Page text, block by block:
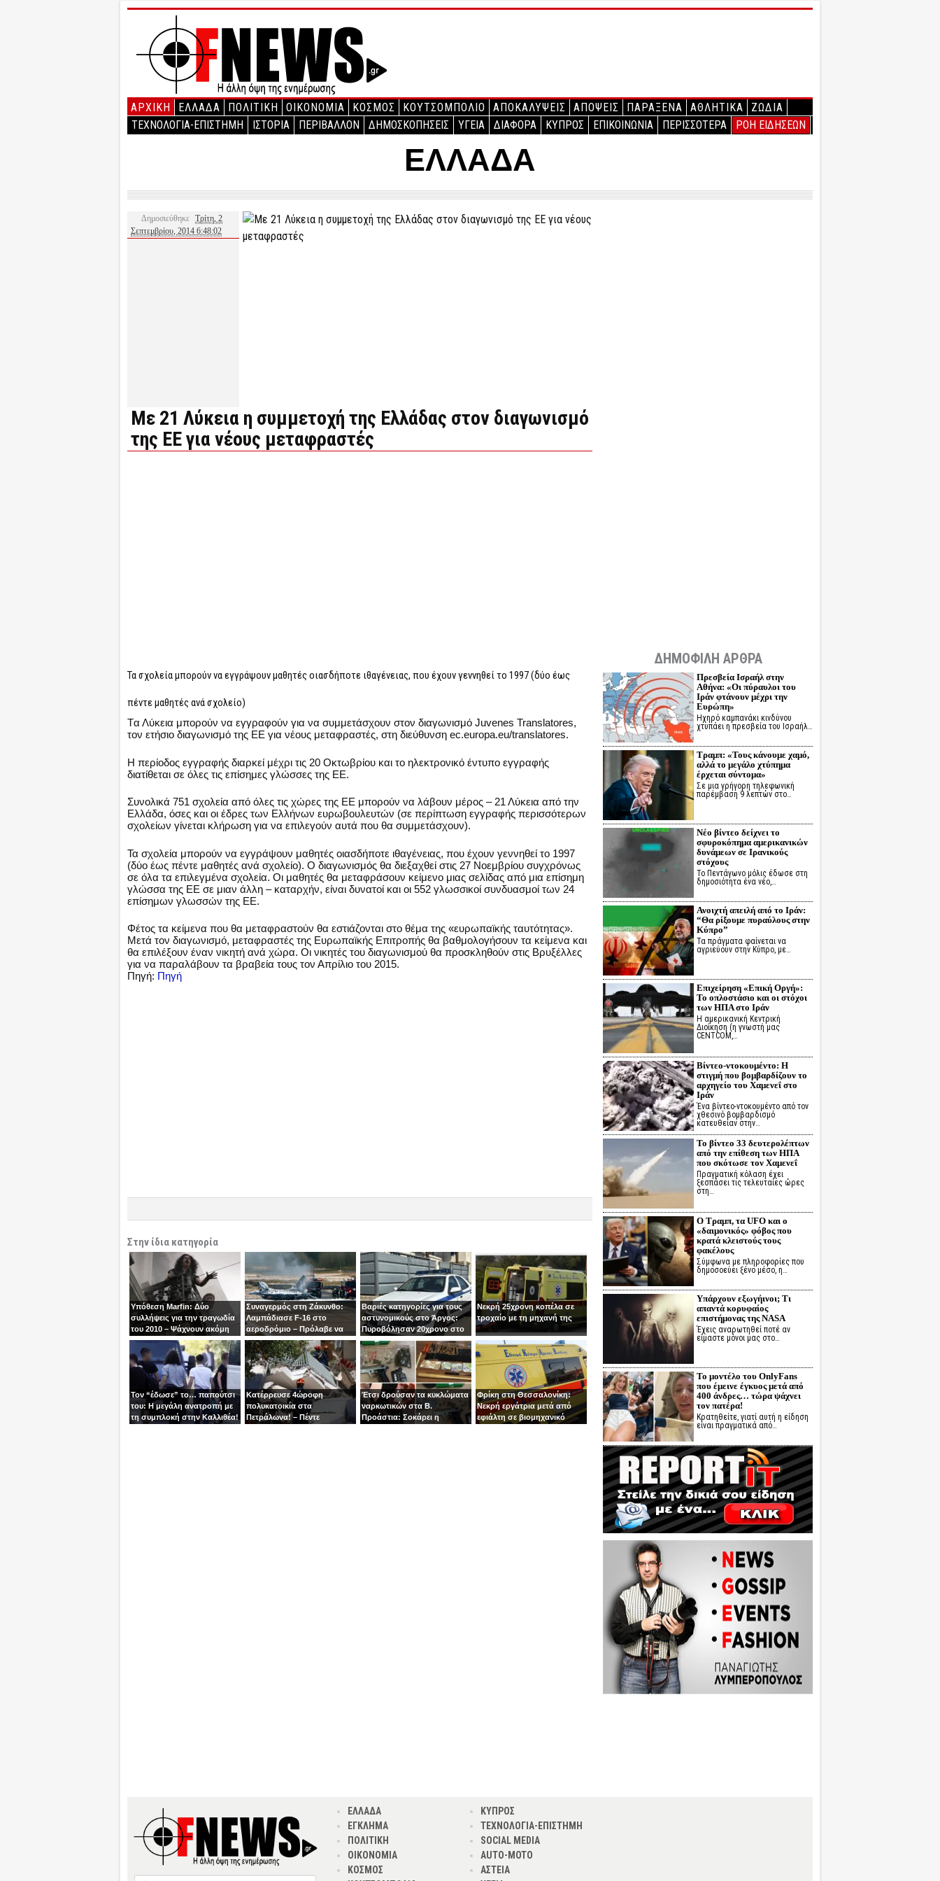
ΑΡΧΙΚΉ ΕΛΛΑΔΑ ΠΟΛΙΤΙΚΗ ΟΙΚΟΝΟΜΙΑ ΚΟΣΜΟΣ ΚΟΥΤΣΟΜΠΟΛΙΟ ΑΠΟΚΑΛΥΨΕΙΣ ΑΠΟΨΕΙΣ ΠΑΡΑΞΕΝΑ ΑΘΛΗΤΙΚΑ
ΖΩΔΙΑ
ΤΕΧΝΟΛΟΓΙΑ-ΕΠΙΣΤΗΜΗ
ΙΣΤΟΡΙΑ ΠΕΡΙΒΑΛΛΟΝ ΔΗΜΟΣΚΟΠΗΣΕΙΣ ΥΓΕΙΑ ΔΙΑΦΟΡΑ ΚΥΠΡΟΣ ΕΠΙΚΟΙΝΩΝΙΑ ΠΕΡΙΣΣΟΤΕΡΑ ΡΟΗ ΕΙΔΗΣΕΩΝ
ΕΛΛΑΔΑ
Δημοσιεύθηκε Τρίτη, 2
Σεπτεμβρίου, 2014 6:48:02
Με 21 Λύκεια η συμμετοχή της Ελλάδας στον διαγωνισμό
της ΕΕ για νέους μεταφραστές
Τα σχολεία μπορούν να εγγράψουν μαθητές οιασδήποτε ιθαγένειας, που έχουν γεννηθεί το 1997 (δύο έως
πέντε μαθητές ανά σχολείο)
Tα Λύκεια μπορούν να εγγραφούν για να συμμετάσχουν στον διαγωνισμό Juvenes Translatores,
τον ετήσιο διαγωνισμό της ΕΕ για νέους μεταφραστές, στη διεύθυνση ec.europa.eu/translatores.
Η περίοδος εγγραφής διαρκεί μέχρι τις 20 Οκτωβρίου και το ηλεκτρονικό έντυπο εγγραφής
διατίθεται σε όλες τις επίσημες γλώσσες της ΕΕ.
Συνολικά 751 σχολεία από όλες τις χώρες της ΕΕ μπορούν να λάβουν μέρος – 21 Λύκεια από την
Ελλάδα, όσες και οι έδρες των Ελλήνων ευρωβουλευτών (σε περίπτωση εγγραφής περισσότερων
σχολείων γίνεται κλήρωση για να επιλεγούν αυτά που θα συμμετάσχουν).
Τα σχολεία μπορούν να εγγράψουν μαθητές οιασδήποτε ιθαγένειας, που έχουν γεννηθεί το 1997
(δύο έως πέντε μαθητές ανά σχολείο). Ο διαγωνισμός θα διεξαχθεί στις 27 Νοεμβρίου συγχρόνως
σε όλα τα επιλεγμένα σχολεία. Οι μαθητές θα μεταφράσουν κείμενο μιας σελίδας από μια επίσημη
γλώσσα της ΕΕ σε μιαν άλλη – καταρχήν, είναι δυνατοί και οι 552 γλωσσικοί συνδυασμοί των 24
επίσημων γλωσσών της ΕΕ.
Φέτος τα κείμενα που θα μεταφραστούν θα εστιάζονται στο θέμα της «ευρωπαϊκής ταυτότητας».
Μετά τον διαγωνισμό, μεταφραστές της Ευρωπαϊκής Επιτροπής θα βαθμολογήσουν τα κείμενα και
θα επιλέξουν έναν νικητή ανά χώρα. Οι νικητές του διαγωνισμού θα προσκληθούν στις Βρυξέλλες
για να παραλάβουν τα βραβεία τους τον Απρίλιο του 2015.
Πηγή: Πηγή
Στην ίδια κατηγορία
Υπόθεση Marfin: Δύο
συλλήψεις για την τραγωδία
του 2010 – Ψάχνουν ακόμη
μία γυναίκα
Συναγερμός στη Ζάκυνθο:
Λαμπάδιασε F-16 στο
αεροδρόμιο – Πρόλαβε να
βγει την τελευταία στιγμή ο
χειριστής
Βαριές κατηγορίες για τους
αστυνομικούς στο Άργος:
Πυροβόλησαν 20χρονο στο
κεφάλι
Νεκρή 25χρονη κοπέλα σε
τροχαίο με τη μηχανή της
Τον “έδωσε” το… παπούτσι
του: Η μεγάλη ανατροπή με
τη συμπλοκή στην Καλλιθέα!
Κατέρρευσε 4ώροφη
πολυκατοικία στα
Πετράλωνα! – Πέντε
Έτσι δρούσαν τα κυκλώματα
ναρκωτικών στα Β.
Προάστια: Σοκάρει η
Φρίκη στη Θεσσαλονίκη:
Νεκρή εργάτρια μετά από
εφιάλτη σε βιομηχανικό
ΔΗΜΟΦΙΛΗ ΑΡΘΡΑ
Πρεσβεία Ισραήλ στην
Αθήνα: «Οι πύραυλοι του
Ιράν φτάνουν μέχρι την
Ευρώπη»
Ηχηρό καμπανάκι κινδύνου
χτυπάει η πρεσβεία του Ισραήλ…
Τραμπ: «Τους κάνουμε χαμό,
αλλά το μεγάλο χτύπημα
έρχεται σύντομα»
Σε μια γρήγορη τηλεφωνική
παρέμβαση 9 λεπτών στο…
Νέο βίντεο δείχνει το
σφυροκόπημα αμερικανικών
δυνάμεων σε Ιρανικούς
στόχους
Το Πεντάγωνο μόλις έδωσε στη
δημοσιότητα ένα νέο,…
Ανοιχτή απειλή από το Ιράν:
“Θα ρίξουμε πυραύλους στην
Κύπρο”
Τα πράγματα φαίνεται να
αγριεύουν στην Κύπρο, με…
Επιχείρηση «Επική Οργή»:
Το οπλοστάσιο και οι στόχοι
των ΗΠΑ στο Ιράν
Η αμερικανική Κεντρική
Διοίκηση (η γνωστή μας
CENTCOM,…
Βίντεο-ντοκουμέντο: Η
στιγμή που βομβαρδίζουν το
αρχηγείο του Χαμενεΐ στο
Ιράν
Ένα βίντεο-ντοκουμέντο από τον
χθεσινό βομβαρδισμό
κατευθείαν στην…
Το βίντεο 33 δευτερολέπτων
από την επίθεση των ΗΠΑ
που σκότωσε τον Χαμενεΐ
Πραγματική κόλαση έχει
ξεσπάσει τις τελευταίες ώρες
στη…
Ο Τραμπ, τα UFO και ο
«δαιμονικός» φόβος που
κρατά κλειστούς τους
φακέλους
Σύμφωνα με πληροφορίες που
δημοσοεύει ξένο μέσο, η…
Υπάρχουν εξωγήινοι; Τι
απαντά κορυφαίος
επιστήμονας της NASA
Έχεις αναρωτηθεί ποτέ αν
είμαστε μόνοι μας στο…
Το μοντέλο του OnlyFans
που έμεινε έγκυος μετά από
400 άνδρες… τώρα ψάχνει
τον πατέρα!
Κρατηθείτε, γιατί αυτή η είδηση
είναι πραγματικά από…
Search
ΕΛΛΑΔΑ
ΕΓΚΛΗΜΑ
ΠΟΛΙΤΙΚΗ
ΟΙΚΟΝΟΜΙΑ
ΚΟΣΜΟΣ
ΚΥΠΡΟΣ
ΤΕΧΝΟΛΟΓΙΑ-ΕΠΙΣΤΗΜΗ
SOCIAL MEDIA
AUTO-MOTO
ΑΣΤΕΙΑ